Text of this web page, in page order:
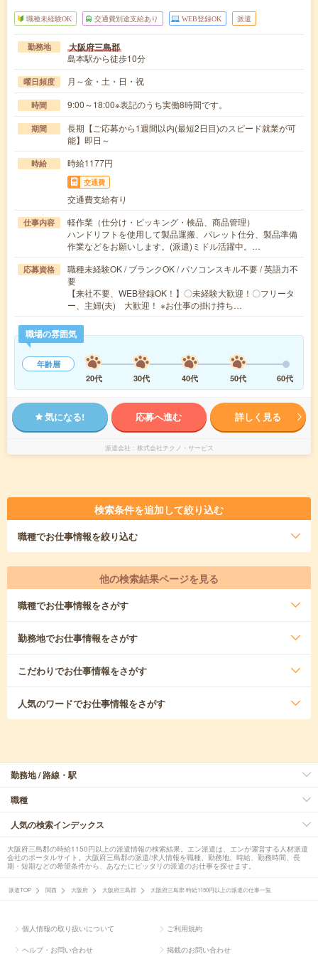
職種未経験OK 交通費別途支給あり WEB登録OK 派遣
勤務地 大阪府三島郡
島本駅から徒歩10分
曜日頻度 月～金・土・日・祝
時間 9:00～18:00※表記のうち実働8時間です。
期間
長期【ご応募から1週間以内(最短2日目)のスピード就業が可
能】即日～
時給 時給1177円
交通費
交通費支給有り
仕事内容
軽作業（仕分け・ピッキング・検品、商品管理）
ハンドリフトを使用して製品運搬、パレット仕分、製品準備
作業などをお願いします。(派遣)ミドル活躍中。…
応募資格
職種未経験OK / ブランクOK / パソコンスキル不要 / 英語力不
要
【来社不要、WEB登録OK！】〇未経験大歓迎！〇フリータ
ー、主婦(夫) 大歓迎！ ※お仕事の掛け持ち…
職場の雰囲気
年齢層
20代
30代 40代 50代 60代
気になる! 応募へ進む 詳しく見る
派遣会社 株式会社テクノ・サービス
検索条件を追加して絞り込む
職種でお仕事情報を絞り込む
他の検索結果ページを見る
職種でお仕事情報をさがす
勤務地でお仕事情報をさがす
こだわりでお仕事情報をさがす
人気のワードでお仕事情報をさがす
勤務地 / 路線・駅
職種
人気の検索インデックス
大阪府三島郡の時給1150円以上の派遣情報の検索結果。エン派遣は、エンが運営する人材派遣
会社のポータルサイト。大阪府三島郡の派遣/求人情報を職種、勤務地、時給、勤務時間、長
期・短期などの希望条件から、あなたにピッタリの派遣のお仕事を探せます。
派遣TOP 関西 大阪府 大阪府三島郡 大阪府三島郡 時給1150円以上の派遣の仕事一覧
個人情報の取り扱いについて ご利用規約
ヘルプ・お問い合わせ 掲載のお問い合わせ